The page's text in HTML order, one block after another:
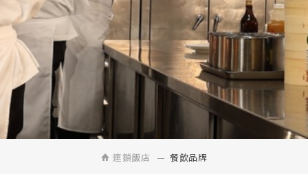
連鎖飯店 餐飲品牌